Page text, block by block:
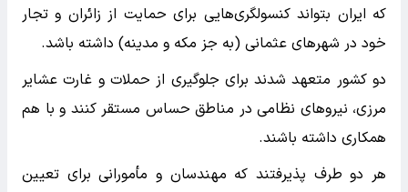
که ایران بتواند کنسولگری‌هایی برای حمایت از زائران و تجار
خود در شهرهای عثمانی (به جز مکه و مدینه) داشته باشد.
دو کشور متعهد شدند برای جلوگیری از حملات و غارت عشایر
مرزی، نیروهای نظامی در مناطق حساس مستقر کنند و با هم
همکاری داشته باشند.
هر دو طرف پذیرفتند که مهندسان و مأمورانی برای تعیین